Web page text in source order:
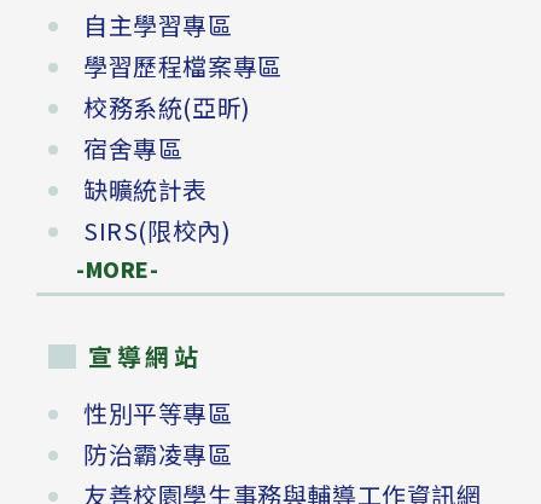
自主學習專區
學習歷程檔案專區
校務系統(亞昕)
宿舍專區
缺曠統計表
SIRS(限校內)
-MORE-
宣導網站
性別平等專區
防治霸凌專區
友善校園學生事務與輔導工作資訊網